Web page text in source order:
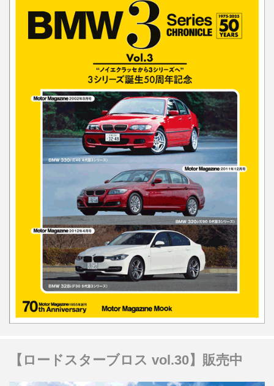
【ロードスターブロス vol.30】販売中